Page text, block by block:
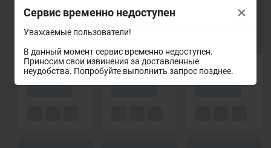
Сервис временно недоступен
Уважаемые пользователи!
В данный момент сервис временно недоступен.
Приносим свои извинения за доставленные
неудобства. Попробуйте выполнить запрос позднее.
×